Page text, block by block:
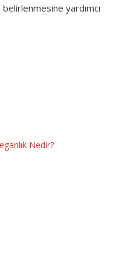
yardımcı
Nedir?